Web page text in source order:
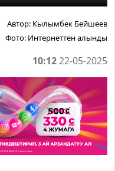
Автор: Кылымбек Бейшеев
Фото: Интернеттен алынды
10:1222-05-2025